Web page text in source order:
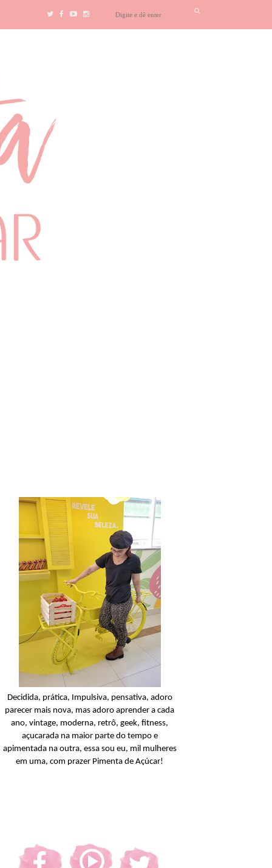
Condicionador
Açucarando: Shampoo
Condicionador Novex
Decidida, prática, Impulsiva, pensativa, adoro
parecer mais nova, mas adoro aprender a cada
ano, vintage, moderna, retrô, geek, fitness,
açucarada na maior parte do tempo e
apimentada na outra, essa sou eu, mil mulheres
em uma, com prazer Pimenta de Açúcar!